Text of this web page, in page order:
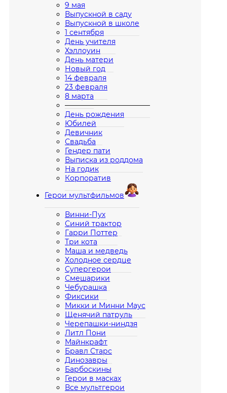
9 мая
Выпускной в саду
Выпускной в школе
1 сентября
День учителя
Хэллоуин
День матери
Новый год
14 февраля
23 февраля
8 марта
————————————
День рождения
Юбилей
Девичник
Свадьба
Гендер пати
Выписка из роддома
На годик
Корпоратив
Герои мультфильмов
Винни-Пух
Синий трактор
Гарри Поттер
Три кота
Маша и медведь
Холодное сердце
Супергерои
Смешарики
Чебурашка
Фиксики
Микки и Минни Маус
Щенячий патруль
Черепашки-ниндзя
Литл Пони
Майнкрафт
Бравл Старс
Динозавры
Барбоскины
Герои в масках
Все мультгерои